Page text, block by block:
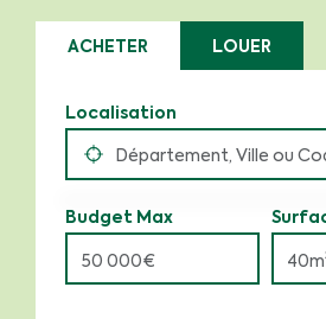
ACHETER LOUER
Localisation
Budget Max